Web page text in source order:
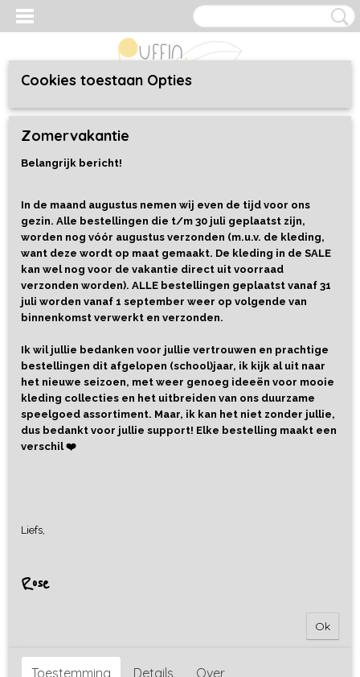
Strawberries
Sweater Strawberries
Cookies toestaan Opties
Zomervakantie
Belangrijk bericht!
In de maand augustus nemen wij even de tijd voor ons
gezin. Alle bestellingen die t/m 30 juli geplaatst zijn,
worden nog vóór augustus verzonden (m.u.v. de kleding,
want deze wordt op maat gemaakt. De kleding in de SALE
kan wel nog voor de vakantie direct uit voorraad
verzonden worden). ALLE bestellingen geplaatst vanaf 31
juli worden vanaf 1 september weer op volgende van
binnenkomst verwerkt en verzonden.
Ik wil jullie bedanken voor jullie vertrouwen en prachtige
bestellingen dit afgelopen (school)jaar, ik kijk al uit naar
het nieuwe seizoen, met weer genoeg ideeën voor mooie
kleding collecties en het uitbreiden van ons duurzame
speelgoed assortiment. Maar, ik kan het niet zonder jullie,
dus bedankt voor jullie support! Elke bestelling maakt een
verschil ❤️
Liefs,
Rose
Ok
Toestemming Details Over